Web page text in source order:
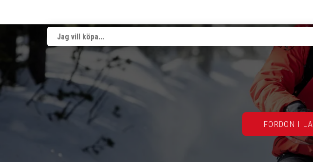
FORDON I